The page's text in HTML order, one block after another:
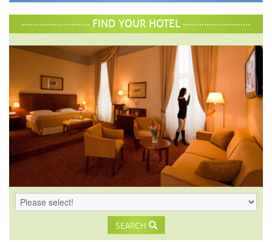
FIND YOUR HOTEL
SEARCH